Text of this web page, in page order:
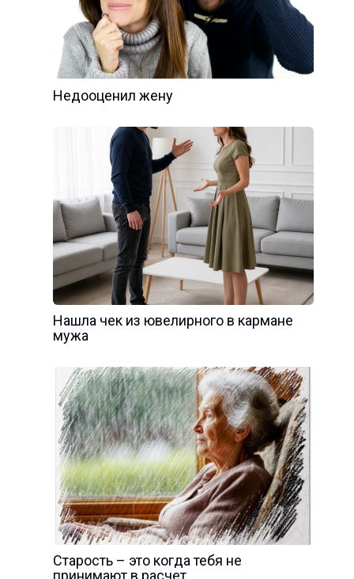
Недооценил жену
Нашла чек из ювелирного в кармане
мужа
Старость – это когда тебя не
принимают в расчет